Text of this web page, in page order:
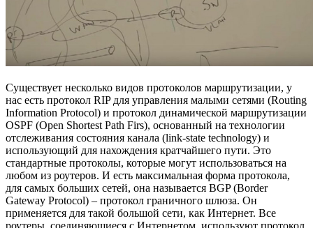
Существует несколько видов протоколов маршрутизации, у
нас есть протокол RIP для управления малыми сетями (Routing
Information Protocol) и протокол динамической маршрутизации
OSPF (Open Shortest Path Firs), основанный на технологии
отслеживания состояния канала (link-state technology) и
использующий для нахождения кратчайшего пути. Это
стандартные протоколы, которые могут использоваться на
любом из роутеров. И есть максимальная форма протокола,
для самых больших сетей, она называется BGP (Border
Gateway Protocol) – протокол граничного шлюза. Он
применяется для такой большой сети, как Интернет. Все
роутеры, соединяющиеся с Интернетом, используют протокол